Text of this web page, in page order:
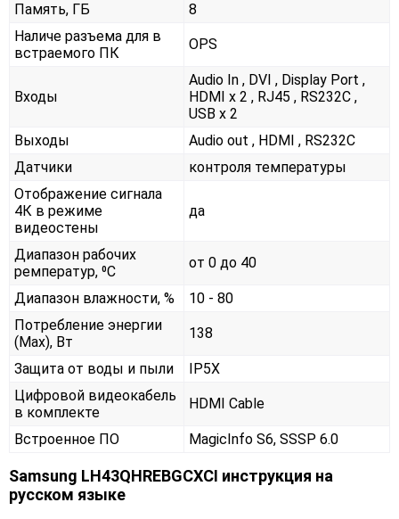
Память, ГБ
8
Наличе разъема для в
встраемого ПК
OPS
Входы
Audio In , DVI , Display Port ,
HDMI x 2 , RJ45 , RS232С ,
USB x 2
Выходы
Audio out , HDMI , RS232С
Датчики
контроля температуры
Отображение сигнала
4К в режиме
видеостены
да
Диапазон рабочих
ремператур, ⁰С
от 0 до 40
Диапазон влажности, %
10 - 80
Потребление энергии
(Max), Вт
138
Защита от воды и пыли
IP5X
Цифровой видеокабель
в комплекте
HDMI Cable
Встроенное ПО MagicInfo S6, SSSP 6.0
Samsung LH43QHREBGCXCI инструкция на
русском языке